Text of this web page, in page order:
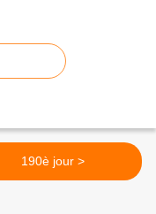
190è jour >